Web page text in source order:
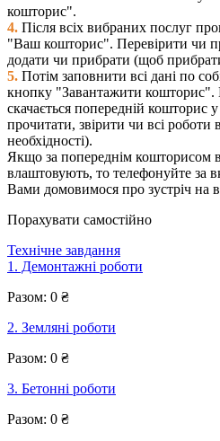
кошторис".
4. Після всіх вибраних послуг
"Ваш кошторис". Перевірити чи
додати чи прибрати (щоб
5. Потім заповнити всі дані по
кнопку "Завантажити
скачається попередній кошторис
прочитати, звірити чи всі роботи
необхідності).
Якщо за попереднім кошторисом
влаштовують, то телефонуйте за
Вами домовимося про зустріч на
Порахувати самостійно
Технічне завдання
1. Демонтажні роботи
Разом: 0 ₴
2. Земляні роботи
Разом: 0 ₴
3. Бетонні роботи
Разом: 0 ₴